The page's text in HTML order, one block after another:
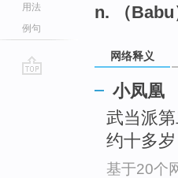
用法
例句
n. （Babu
网络释义
小凤凰
武当派
约十多
基于20个